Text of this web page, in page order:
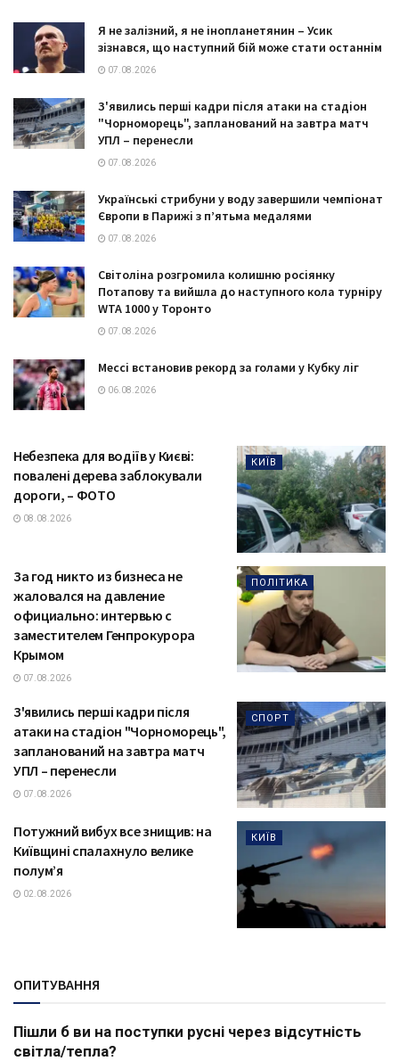
Я не залізний, я не інопланетянин – Усик
зізнався, що наступний бій може стати останнім
07.08.2026
З'явились перші кадри після атаки на стадіон
"Чорноморець", запланований на завтра матч
УПЛ – перенесли
07.08.2026
Українські стрибуни у воду завершили чемпіонат
Європи в Парижі з п’ятьма медалями
07.08.2026
Світоліна розгромила колишню росіянку
Потапову та вийшла до наступного кола турніру
WTA 1000 у Торонто
07.08.2026
Мессі встановив рекорд за голами у Кубку ліг
06.08.2026
КИЇВ
Небезпека для водіїв у Києві:
повалені дерева заблокували
дороги, – ФОТО
08.08.2026
ПОЛІТИКА
За год никто из бизнеса не
жаловался на давление
официально: интервью с
заместителем Генпрокурора
Крымом
07.08.2026
СПОРТ
З'явились перші кадри після
атаки на стадіон "Чорноморець",
запланований на завтра матч
УПЛ – перенесли
07.08.2026
КИЇВ
Потужний вибух все знищив: на
Київщині спалахнуло велике
полум’я
02.08.2026
ОПИТУВАННЯ
Пішли б ви на поступки русні через відсутність
світла/тепла?